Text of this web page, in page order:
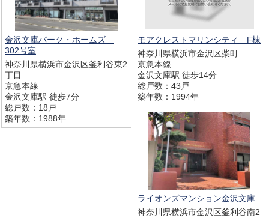
金沢文庫パーク・ホームズ
302号室
神奈川県横浜市金沢区釜利谷東2
丁目
京急本線
金沢文庫駅 徒歩7分
総戸数：18戸
築年数：1988年
モアクレストマリンシティ F棟
神奈川県横浜市金沢区柴町
京急本線
金沢文庫駅 徒歩14分
総戸数：43戸
築年数：1994年
ライオンズマンション金沢文庫
神奈川県横浜市金沢区釜利谷南2